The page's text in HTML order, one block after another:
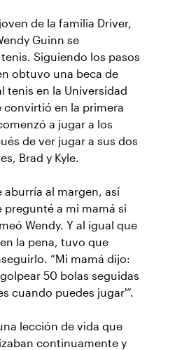
de la familia Driver,
Guinn se
Siguiendo los pasos
obtuvo una beca de
tenis en la Universidad
convirtió en la primera
a jugar a los
de ver jugar a sus dos
Brad y Kyle.
aburría al margen, así
pregunté a mi mamá si
Wendy. Y al igual que
la pena, tuvo que
“Mi mamá dijo:
50 bolas seguidas
cuando puedes jugar'”.
lección de vida que
continuamente y